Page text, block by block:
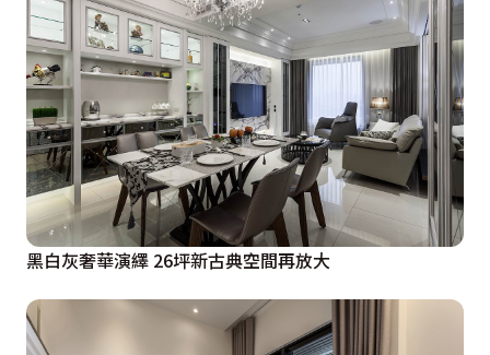
黑白灰奢華演繹 26坪新古典空間再放大